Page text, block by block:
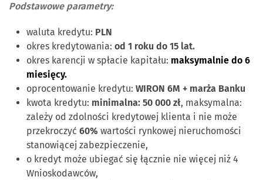
Podstawowe parametry:
waluta kredytu: PLN
okres kredytowania: od 1 roku do 15 lat.
okres karencji w spłacie kapitału: maksymalnie do 6
miesięcy.
oprocentowanie kredytu: WIRON 6M + marża Banku
kwota kredytu: minimalna: 50 000 zł, maksymalna:
zależy od zdolności kredytowej klienta i nie może
przekroczyć 60% wartości rynkowej nieruchomości
stanowiącej zabezpieczenie,
o kredyt może ubiegać się łącznie nie więcej niż 4
Wnioskodawców,